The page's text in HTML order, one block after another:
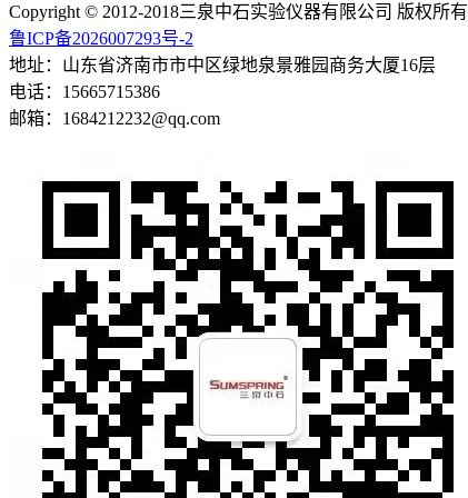
Copyright © 2012-2018三泉中石实验仪器有限公司 版权所有
鲁ICP备2026007293号-2
地址：山东省济南市市中区绿地泉景雅园商务大厦16层
电话：15665715386
邮箱：1684212232@qq.com